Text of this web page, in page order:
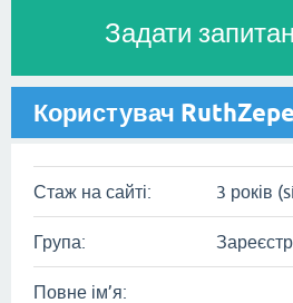
Задати
Користувач
Стаж на сайті: 3 років
Група:
Повне ім’я: